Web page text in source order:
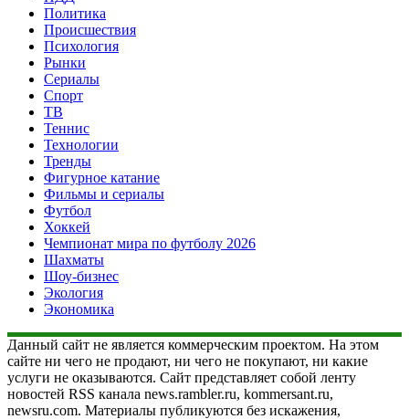
Политика
Происшествия
Психология
Рынки
Сериалы
Спорт
ТВ
Теннис
Технологии
Тренды
Фигурное катание
Фильмы и сериалы
Футбол
Хоккей
Чемпионат мира по футболу 2026
Шахматы
Шоу-бизнес
Экология
Экономика
Данный сайт не является коммерческим проектом. На этом
сайте ни чего не продают, ни чего не покупают, ни какие
услуги не оказываются. Сайт представляет собой ленту
новостей RSS канала news.rambler.ru, kommersant.ru,
newsru.com. Материалы публикуются без искажения,